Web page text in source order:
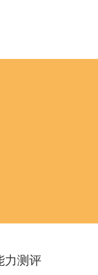
力测评